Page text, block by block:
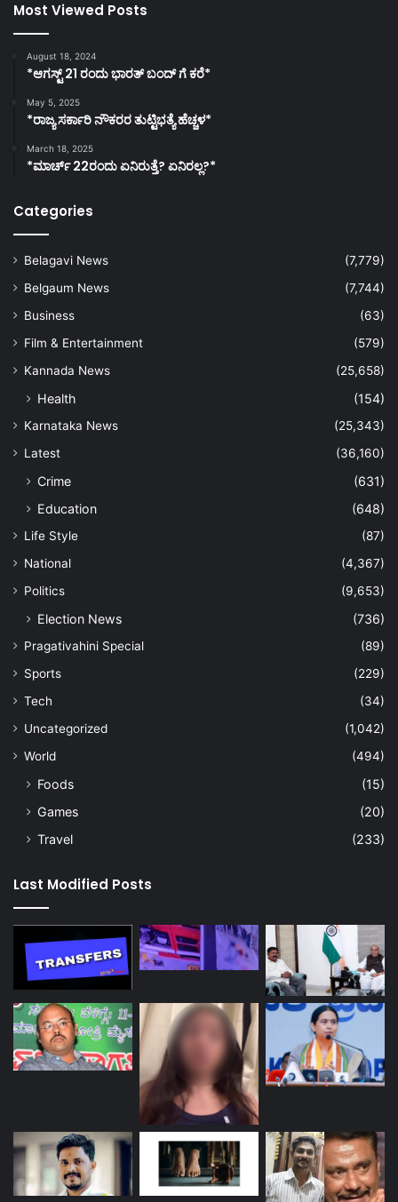
Most Viewed Posts
August 18, 2024
*ಆಗಸ್ಟ್ 21 ರಂದು ಭಾರತ್‌ ಬಂದ್‌ ಗೆ ಕರೆ*
May 5, 2025
*ರಾಜ್ಯ ಸರ್ಕಾರಿ ನೌಕರರ ತುಟ್ಟಿಭತ್ಯೆ ಹೆಚ್ಚಳ*
March 18, 2025
*ಮಾರ್ಚ್ 22ರಂದು ಏನಿರುತ್ತೆ? ಏನಿರಲ್ಲ?*
Categories
Belagavi News
(7,779)
Belgaum News
(7,744)
Business
(63)
Film & Entertainment
(579)
Kannada News
(25,658)
Health (154)
Karnataka News
(25,343)
Latest
(36,160)
Crime
(631)
Education
(648)
Life Style
(87)
National
(4,367)
Politics
(9,653)
Election News (736)
Pragativahini Special
(89)
Sports
(229)
Tech
(34)
Uncategorized
(1,042)
World
(494)
Foods
(15)
Games
(20)
Travel
(233)
Last Modified Posts